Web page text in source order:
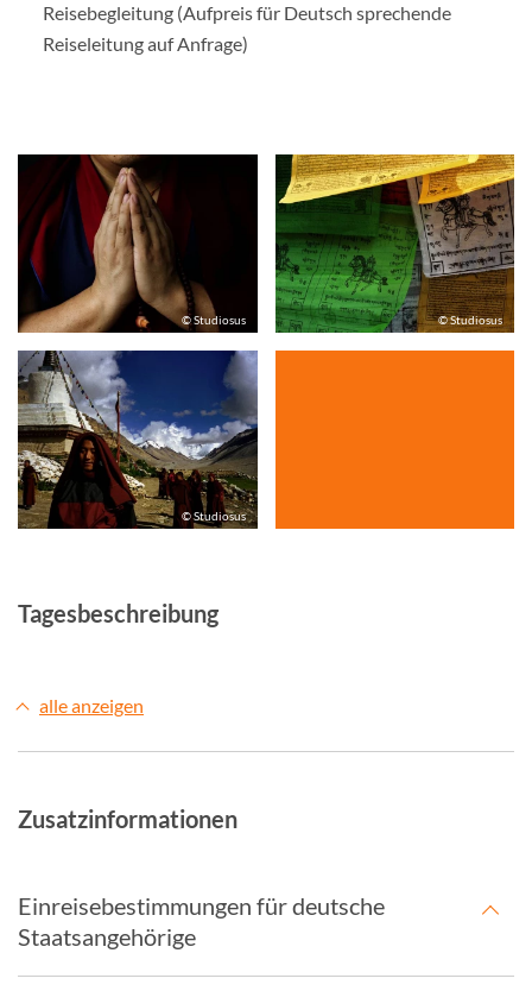
Reisebegleitung (Aufpreis für Deutsch sprechende
Reiseleitung auf Anfrage)
© Studiosus © Studiosus
© Studiosus
Tagesbeschreibung
alle anzeigen
Zusatzinformationen
Einreisebestimmungen für deutsche
Staatsangehörige